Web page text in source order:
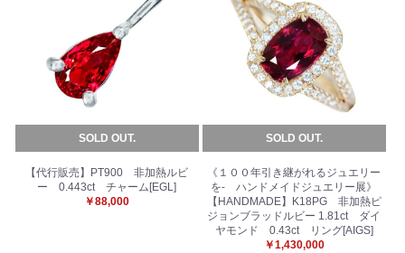
SOLD OUT.
【代行販売】PT900 非加熱ルビ
ー 0.443ct チャーム[EGL]
￥88,000
SOLD OUT.
《１００年引き継がれるジュエリー
を- ハンドメイドジュエリー展》
【HANDMADE】K18PG 非加熱ピ
ジョンブラッドルビー 1.81ct ダイ
ヤモンド 0.43ct リング[AIGS]
￥1,430,000